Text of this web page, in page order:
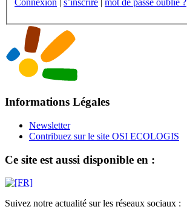
Informations Légales
Newsletter
Contribuez sur le site OSI ECOLOGIS
Ce site est aussi disponible en :
Suivez notre actualité sur les réseaux sociaux :